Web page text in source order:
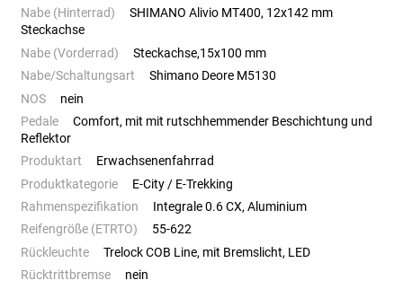
Nabe (Hinterrad)
SHIMANO Alivio MT400, 12x142 mm
Steckachse
Nabe (Vorderrad)
Steckachse,15x100 mm
Nabe/Schaltungsart
Shimano Deore M5130
NOS
nein
Pedale
Comfort, mit mit rutschhemmender Beschichtung und
Reflektor
Produktart
Erwachsenenfahrrad
Produktkategorie
E-City / E-Trekking
Rahmenspezifikation
Integrale 0.6 CX, Aluminium
Reifengröße (ETRTO)
55-622
Rückleuchte
Trelock COB Line, mit Bremslicht, LED
Rücktrittbremse
nein